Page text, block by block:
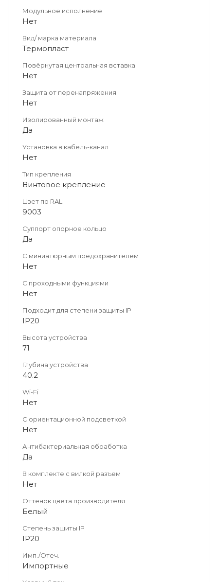
Модульное исполнение
Нет
Вид/ марка материала
Термопласт
Повёрнутая центральная вставка
Нет
Защита от перенапряжения
Нет
Изолированный монтаж
Да
Установка в кабель-канал
Нет
Тип крепления
Винтовое крепление
Цвет по RAL
9003
Суппорт опорное кольцо
Да
С миниатюрным предохранителем
Нет
С проходными функциями
Нет
Подходит для степени защиты IP
IP20
Высота устройства
71
Глубина устройства
40.2
Wi-Fi
Нет
С ориентационной подсветкой
Нет
Антибактериальная обработка
Да
В комплекте с вилкой разъем
Нет
Оттенок цвета производителя
Белый
Степень защиты IP
IP20
Имп./Отеч.
Импортные